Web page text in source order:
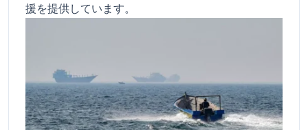
援を提供しています。